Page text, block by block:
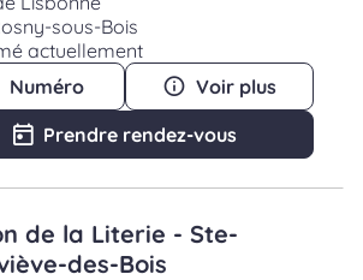
sous-Bois
actuellement
Numéro
Voir plus
Prendre rendez-vous
de la Literie - Ste-
des-Bois